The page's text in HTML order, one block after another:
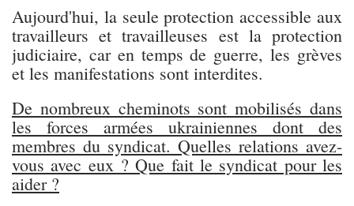
Aujourd'hui, la seule protection accessible aux
travailleurs et travailleuses est la protection
judiciaire, car en temps de guerre, les grèves
et les manifestations sont interdites.
De nombreux cheminots sont mobilisés dans
les forces armées ukrainiennes dont des
membres du syndicat. Quelles relations avez-
vous avec eux ? Que fait le syndicat pour les
aider ?